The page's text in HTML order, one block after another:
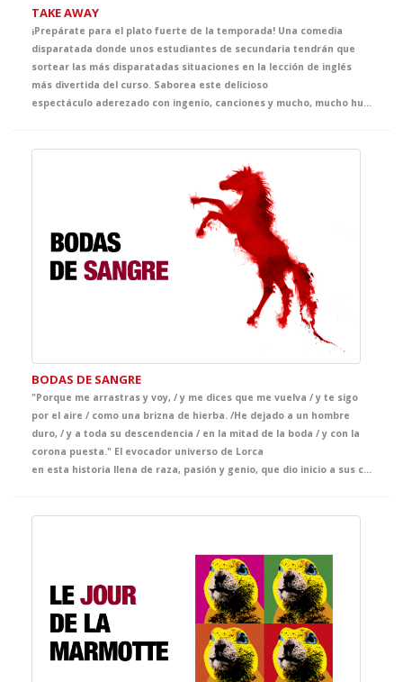
TAKE AWAY
¡Prepárate para el plato fuerte de la temporada! Una comedia
disparatada donde unos estudiantes de secundaria tendrán que
sortear las más disparatadas situaciones en la lección de inglés
más divertida del curso. Saborea este delicioso
espectáculo aderezado con ingenio, canciones y mucho, mucho humor, y que nosotros nos encargaremos de llevar directamente al teatro para ti.
BODAS DE SANGRE
"Porque me arrastras y voy, / y me dices que me vuelva / y te sigo
por el aire / como una brizna de hierba. /He dejado a un hombre
duro, / y a toda su descendencia / en la mitad de la boda / y con la
corona puesta." El evocador universo de Lorca
en esta historia llena de raza, pasión y genio, que dio inicio a sus conocidos dramas rurales. Ven y haz que tus alumnos sientan dónde empieza la leyenda lorquiana. Una puesta en escena donde el simbolismo está cuidado al detalle y que supondrá una oportunidad única para apreciar nuestro mejor teatro.